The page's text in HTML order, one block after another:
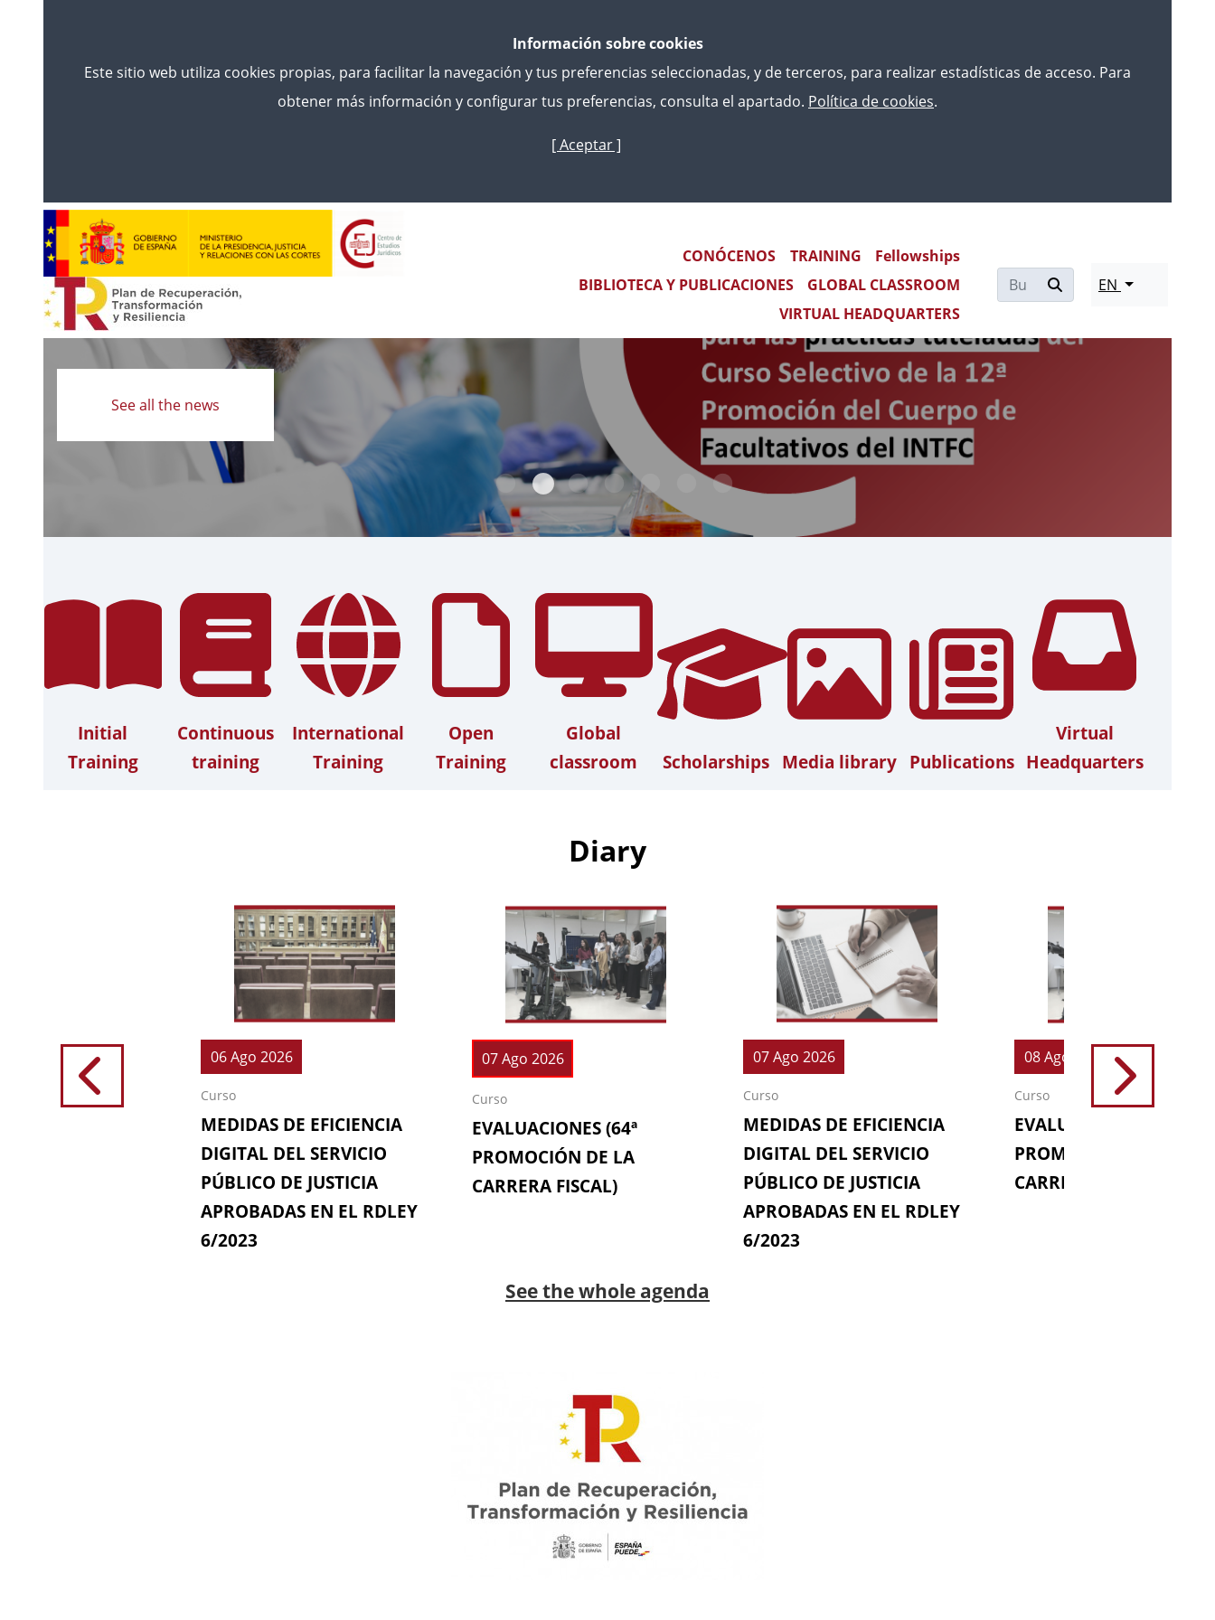
Skip
main
Información sobre cookies
Este sitio web utiliza cookies propias, para facilitar la navegación y tus preferencias seleccionadas, y de terceros, para realizar estadísticas de acceso. Para
obtener más información y configurar tus preferencias, consulta el apartado. Política de cookies.
[ Aceptar ]
Main navigation
CONÓCENOS TRAINING
Fellowships
BIBLIOTECA Y PUBLICACIONES
GLOBAL CLASSROOM
VIRTUAL HEADQUARTERS
EN
Read
more
See all the news
Initial
Training
Continuous
training
International
Training
Open
Training
Global
classroom
Scholarships Media library Publications
Virtual
Headquarters
Diary
06 Ago 2026
Curso
MEDIDAS DE EFICIENCIA
DIGITAL DEL SERVICIO
PÚBLICO DE JUSTICIA
APROBADAS EN EL RDLEY
6/2023
07 Ago 2026
Curso
EVALUACIONES (64ª
PROMOCIÓN DE LA
CARRERA FISCAL)
07 Ago 2026
Curso
MEDIDAS DE EFICIENCIA
DIGITAL DEL SERVICIO
PÚBLICO DE JUSTICIA
APROBADAS EN EL RDLEY
6/2023
08 Ago 2026
Curso
EVALUACIONES (64ª
PROMOCIÓN DE LA
CARRERA FISCAL)
See the whole agenda